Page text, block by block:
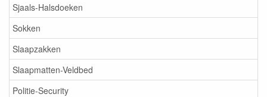
Sjaals-Halsdoeken
Sokken
Slaapzakken
Slaapmatten-Veldbed
Politie-Security